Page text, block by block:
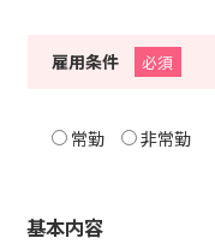
雇用条件 必須
常勤 非常勤
基本内容